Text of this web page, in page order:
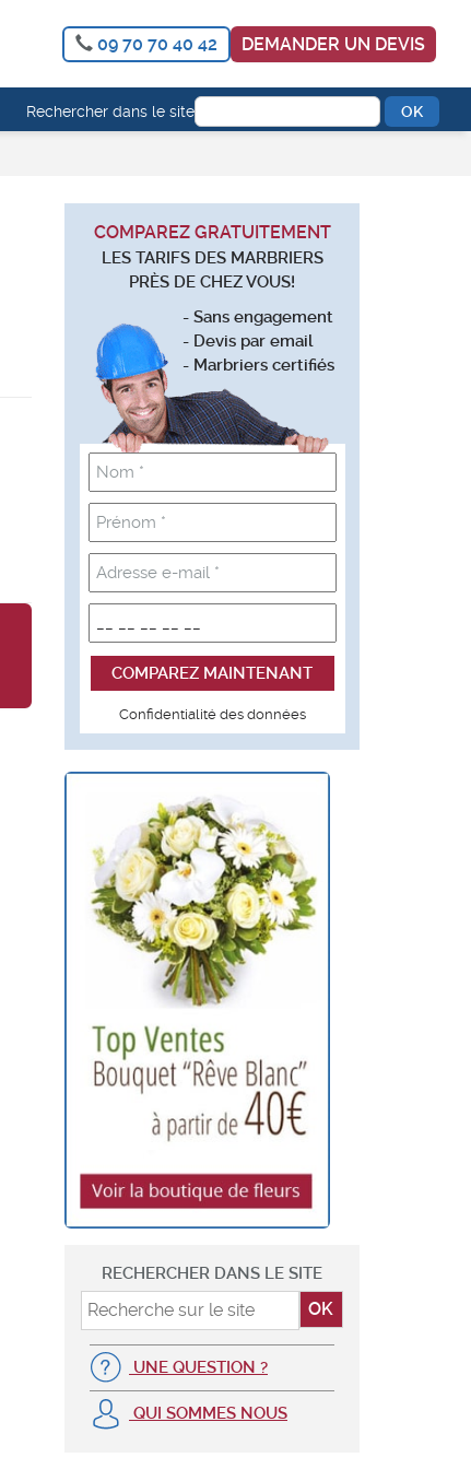
09 70 70 40 42 DEMANDER UN DEVIS
Rechercher dans le site
COMPAREZ GRATUITEMENT
LES TARIFS DES MARBRIERS
PRÈS DE CHEZ VOUS!
- Sans engagement
- Devis par email
- Marbriers certifiés
Confidentialité des données
RECHERCHER DANS LE SITE
UNE QUESTION ?
QUI SOMMES NOUS